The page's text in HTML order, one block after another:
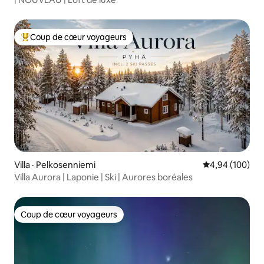
Coup de cœur voyageurs parmi les plus aimés
Coup de cœur voyageurs
Villa · Pelkosenniemi Note
4,94 (100)
Villa Aurora | Laponie | Ski | Aurores boréales
Coup de cœur voyageurs
Coup de cœur voyageurs